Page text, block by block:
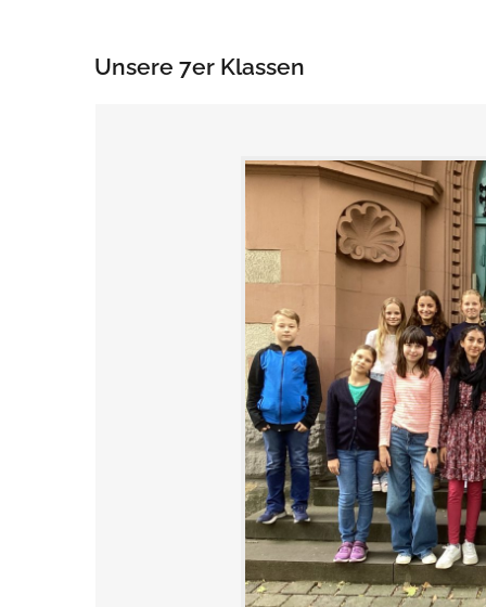
Unsere 7er Klassen